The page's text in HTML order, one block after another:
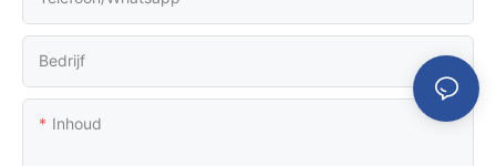
Bedrijf
Inhoud